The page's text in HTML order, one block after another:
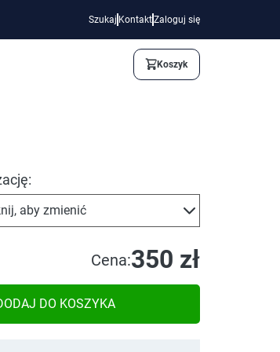
Szukaj KontaktZaloguj się
Koszyk
aby zmienić
Cena:350 zł
DO KOSZYKA